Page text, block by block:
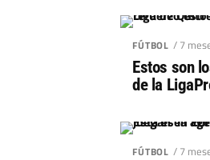
FÚTBOL / 7
Estos son
de la
FÚTBOL / 7